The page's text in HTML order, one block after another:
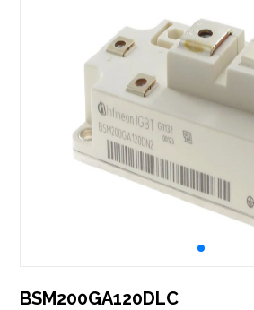
BSM200GA120DLC